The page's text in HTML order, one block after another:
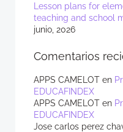
Lesson plans for
teaching and school
junio, 2026
Comentarios
APPS CAMELOT en
EDUCAFINDEX
APPS CAMELOT en
EDUCAFINDEX
Jose carlos perez